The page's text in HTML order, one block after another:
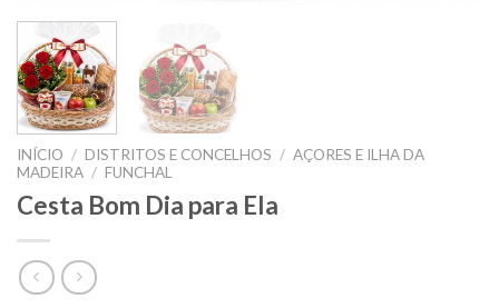
INÍCIO / DISTRITOS E CONCELHOS / AÇORES E ILHA DA
MADEIRA / FUNCHAL
Cesta Bom Dia para Ela